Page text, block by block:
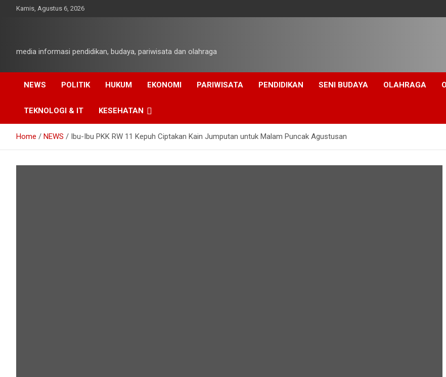
Kamis, Agustus 6, 2026
media informasi pendidikan, budaya, pariwisata dan olahraga
NEWS POLITIK HUKUM EKONOMI PARIWISATA PENDIDIKAN SENI BUDAYA OLAHRAGA
TEKNOLOGI & IT KESEHATAN
Home NEWS Ibu-Ibu PKK RW 11 Kepuh Ciptakan Kain Jumputan untuk Malam Puncak Agustusan